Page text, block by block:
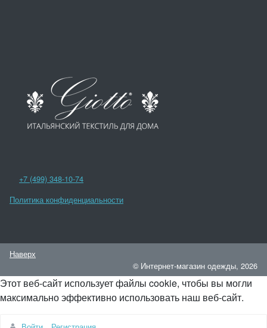
+7 (499) 348-10-74
Политика конфиденциальности
Наверх
© Интернет-магазин одежды, 2026
Этот веб-сайт использует файлы cookie, чтобы вы могли
максимально эффективно использовать наш веб-сайт.